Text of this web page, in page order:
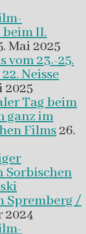
II.
Mai 2025
vom 23.-25.
Neisse
2025
Tag beim
ganz im
Films26.
Sorbischen
Spremberg /
2024